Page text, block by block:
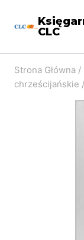
CLC
Strona Główna /
chrześcijańskie /